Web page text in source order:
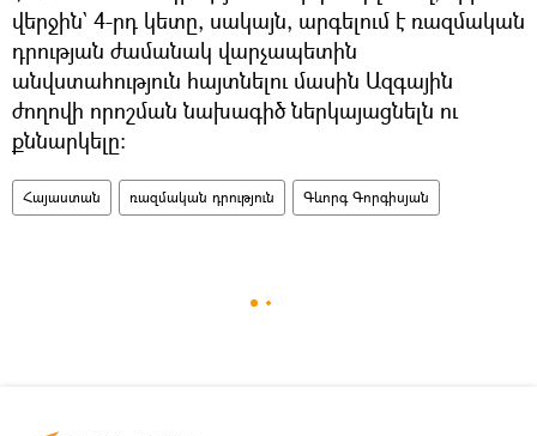
վերջին` 4-րդ կետը, սակայն, արգելում է ռազմական
դրության ժամանակ վարչապետին
անվստահություն հայտնելու մասին Ազգային
ժողովի որոշման նախագիծ ներկայացնելն ու
քննարկելը։
Հայաստան ռազմական դրություն Գևորգ Գորգիսյան